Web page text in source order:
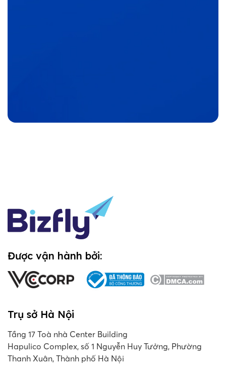
Được vận hành bởi:
Trụ sở Hà Nội
Tầng 17 Toà nhà Center Building
Hapulico Complex, số 1 Nguyễn Huy Tưởng, Phường
Thanh Xuân, Thành phố Hà Nội